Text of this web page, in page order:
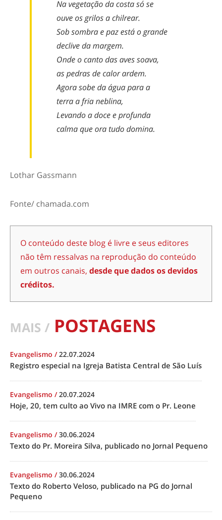
Na vegetação da costa só se
ouve os grilos a chilrear.
Sob sombra e paz está o grande
declive da margem.
Onde o canto das aves soava,
as pedras de calor ardem.
Agora sobe da água para a
terra a fria neblina,
Levando a doce e profunda
calma que ora tudo domina.
Lothar Gassmann
Fonte/ chamada.com
O conteúdo deste blog é livre e seus editores
não têm ressalvas na reprodução do conteúdo
em outros canais, desde que dados os devidos
créditos.
MAIS / POSTAGENS
Evangelismo /22.07.2024
Registro especial na Igreja Batista Central de São Luís
Evangelismo /20.07.2024
Hoje, 20, tem culto ao Vivo na IMRE com o Pr. Leone
Evangelismo /30.06.2024
Texto do Pr. Moreira Silva, publicado no Jornal Pequeno
Evangelismo /30.06.2024
Texto do Roberto Veloso, publicado na PG do Jornal
Pequeno